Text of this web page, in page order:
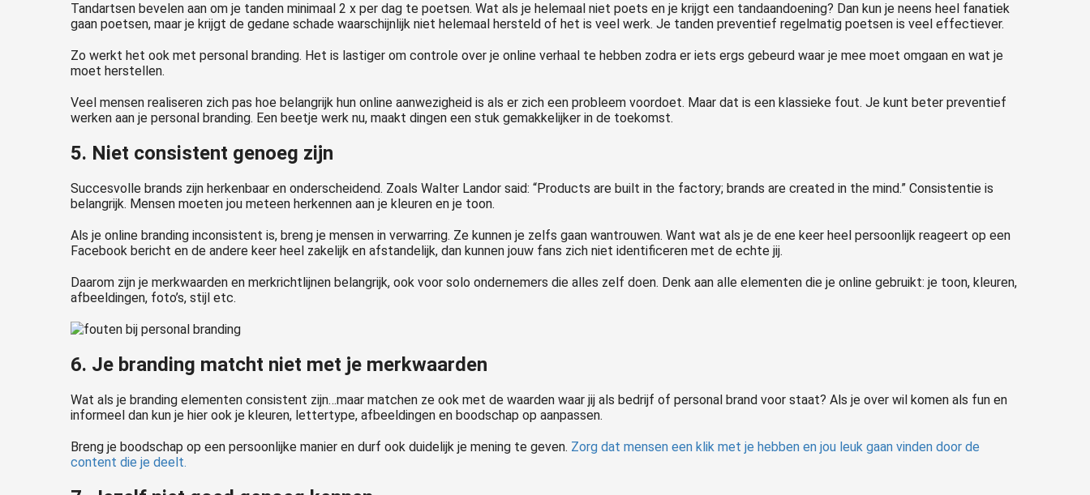
Tandartsen bevelen aan om je tanden minimaal 2 x per dag te poetsen. Wat als je helemaal niet poets en je krijgt een tandaandoening? Dan kun je neens heel fanatiek
gaan poetsen, maar je krijgt de gedane schade waarschijnlijk niet helemaal hersteld of het is veel werk. Je tanden preventief regelmatig poetsen is veel effectiever.
Zo werkt het ook met personal branding. Het is lastiger om controle over je online verhaal te hebben zodra er iets ergs gebeurd waar je mee moet omgaan en wat je
moet herstellen.
Veel mensen realiseren zich pas hoe belangrijk hun online aanwezigheid is als er zich een probleem voordoet. Maar dat is een klassieke fout. Je kunt beter preventief
werken aan je personal branding. Een beetje werk nu, maakt dingen een stuk gemakkelijker in de toekomst.
5. Niet consistent genoeg zijn
Succesvolle brands zijn herkenbaar en onderscheidend. Zoals Walter Landor said: “Products are built in the factory; brands are created in the mind.” Consistentie is
belangrijk. Mensen moeten jou meteen herkennen aan je kleuren en je toon.
Als je online branding inconsistent is, breng je mensen in verwarring. Ze kunnen je zelfs gaan wantrouwen. Want wat als je de ene keer heel persoonlijk reageert op een
Facebook bericht en de andere keer heel zakelijk en afstandelijk, dan kunnen jouw fans zich niet identificeren met de echte jij.
Daarom zijn je merkwaarden en merkrichtlijnen belangrijk, ook voor solo ondernemers die alles zelf doen. Denk aan alle elementen die je online gebruikt: je toon, kleuren,
afbeeldingen, foto’s, stijl etc.
6. Je branding matcht niet met je merkwaarden
Wat als je branding elementen consistent zijn…maar matchen ze ook met de waarden waar jij als bedrijf of personal brand voor staat? Als je over wil komen als fun en
informeel dan kun je hier ook je kleuren, lettertype, afbeeldingen en boodschap op aanpassen.
Breng je boodschap op een persoonlijke manier en durf ook duidelijk je mening te geven. Zorg dat mensen een klik met je hebben en jou leuk gaan vinden door de
content die je deelt.